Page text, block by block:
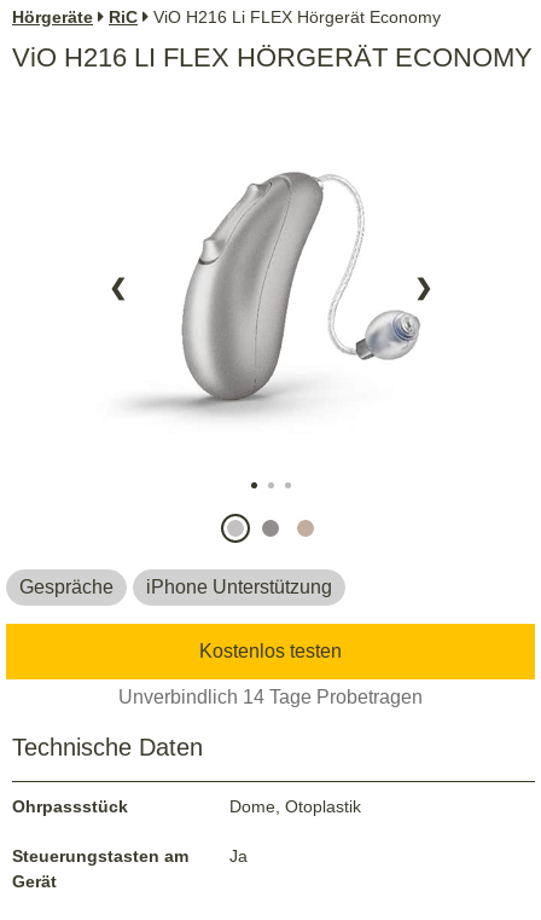
Hörgeräte RiC ViO H216 Li FLEX Hörgerät Economy
ViO H216 LI FLEX HÖRGERÄT ECONOMY
❮ ❯
Gespräche iPhone Unterstützung
Kostenlos testen
Unverbindlich 14 Tage Probetragen
Technische Daten
Ohrpassstück Dome, Otoplastik
Steuerungstasten am
Gerät
Ja